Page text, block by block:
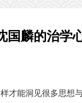
国麟的治学
才能洞见很多思想与